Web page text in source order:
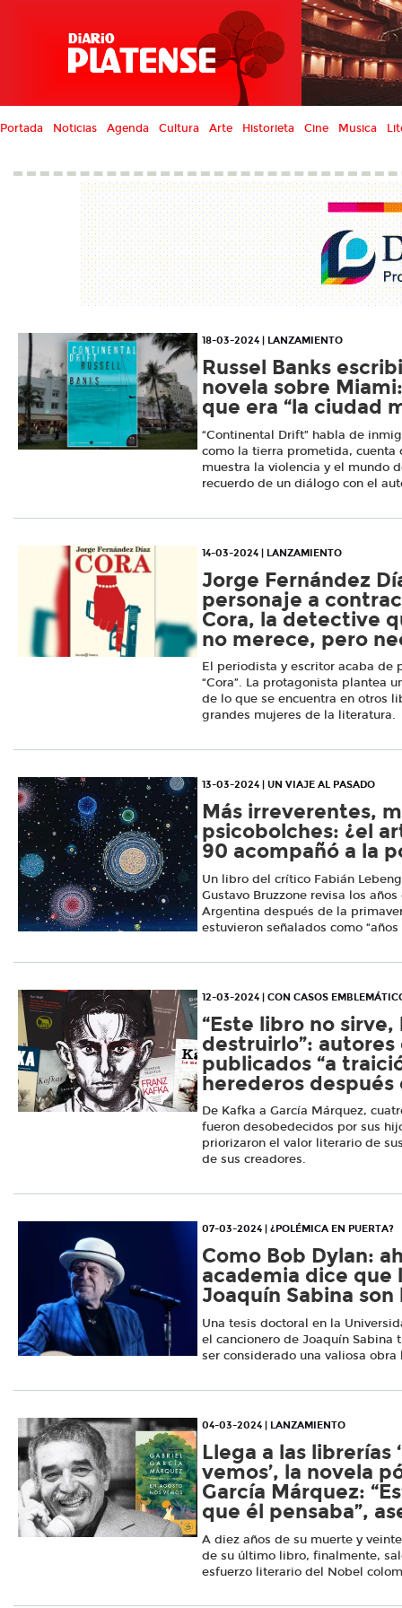
Portada Noticias Agenda Cultura Arte Historieta Cine Musica
18-03-2024 | LANZAMIENTO
Russel Banks
novela sobre
que era “la ciudad
“Continental Drift” habla de
como la tierra prometida, cuenta
muestra la violencia y el mundo
recuerdo de un diálogo con el
14-03-2024 | LANZAMIENTO
Jorge Fernández
personaje a
Cora, la detective
no merece, pero
El periodista y escritor acaba de
“Cora”. La protagonista plantea
de lo que se encuentra en otros
grandes mujeres de la literatura.
13-03-2024 | UN VIAJE AL PASADO
Más irreverentes,
psicobolches: ¿el
90 acompañó a la
Un libro del crítico Fabián
Gustavo Bruzzone revisa los
Argentina después de la
estuvieron señalados como
12-03-2024 | CON CASOS
“Este libro no sirve,
destruirlo”:
publicados “a
herederos después
De Kafka a García Márquez,
fueron desobedecidos por sus
priorizaron el valor literario de
de sus creadores.
07-03-2024 | ¿POLÉMICA EN PUERTA?
Como Bob Dylan:
academia dice que
Joaquín Sabina
Una tesis doctoral en la
el cancionero de Joaquín Sabina
ser considerado una valiosa obra
04-03-2024 | LANZAMIENTO
Llega a las librerías
vemos’, la novela
García Márquez:
que él pensaba”,
A diez años de su muerte y
de su último libro, finalmente,
esfuerzo literario del Nobel